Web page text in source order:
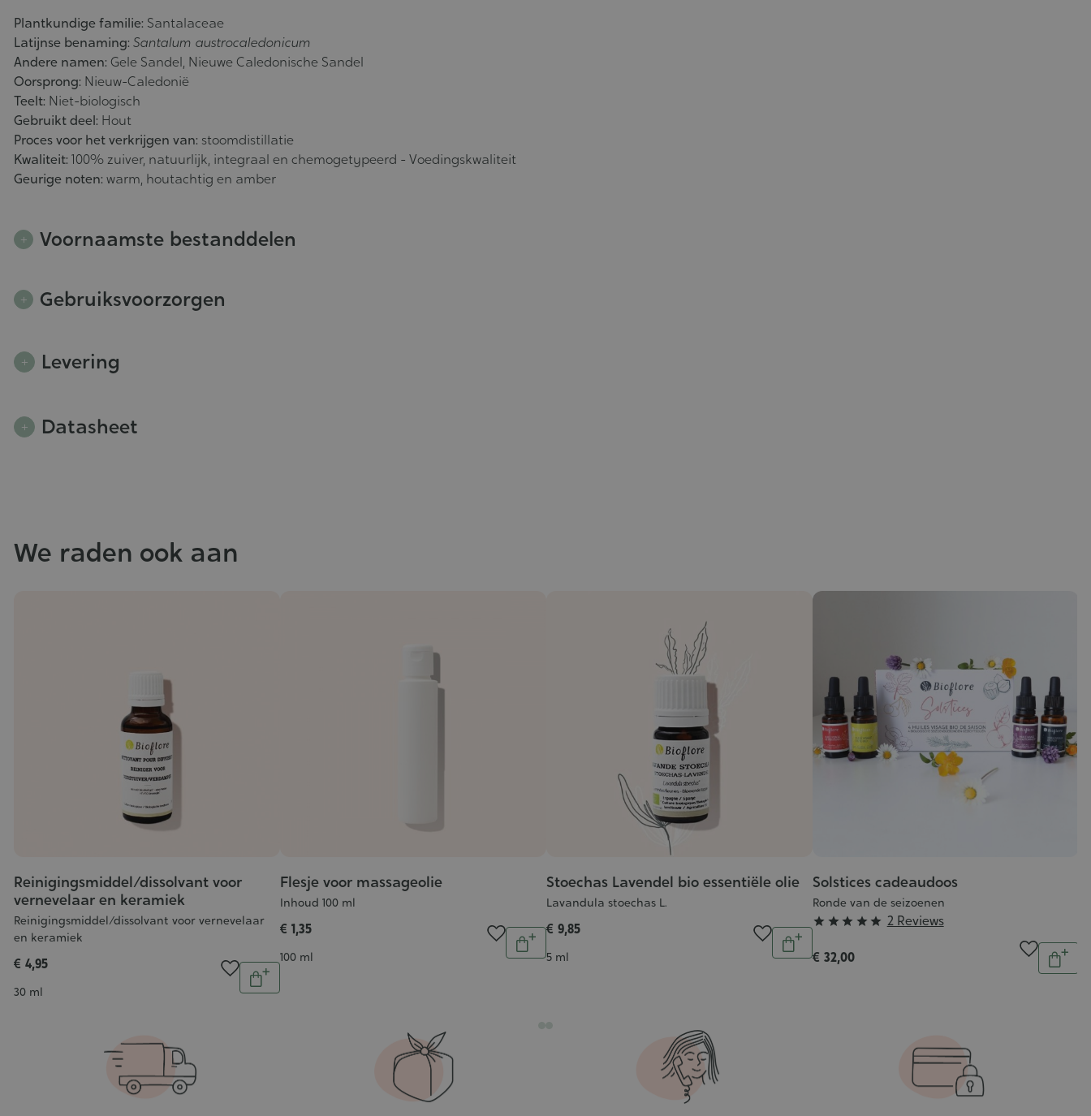
Plantkundige familie: Santalaceae
Latijnse benaming: Santalum austrocaledonicum
Andere namen: Gele Sandel, Nieuwe Caledonische Sandel
Oorsprong: Nieuw-Caledonië
Teelt: Niet-biologisch
Gebruikt deel: Hout
Proces voor het verkrijgen van: stoomdistillatie
Kwaliteit: 100% zuiver, natuurlijk, integraal en chemogetypeerd - Voedingskwaliteit
Geurige noten: warm, houtachtig en amber
Voornaamste bestanddelen
Gebruiksvoorzorgen
Levering
Datasheet
We raden ook aan
Reinigingsmiddel/dissolvant voor
vernevelaar en keramiek
Reinigingsmiddel/dissolvant voor vernevelaar
en keramiek
€ 4,95
Inhoud
30 ml
Aantal
In
Flesje voor massageolie
Inhoud 100 ml
€ 1,35
Inhoud
100 ml
Aantal
In
Stoechas Lavendel bio essentiële olie
Lavandula stoechas L.
€ 9,85
Inhoud
5 ml
Aantal
In
winkelwagen
Solstices cadeaudoos
Ronde van de seizoenen
Grade
5/5
     2 Reviews
€ 32,00 Aantal
In